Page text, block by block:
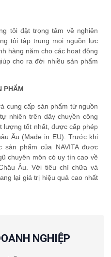
tôi đặt trọng tâm về nghiên
tôi tập trung mọi nguồn lực
hàng năm cho các hoạt động
cho ra đời nhiều sản phẩm
PHẨM
cung cấp sản phẩm từ nguồn
nhiên trên dây chuyền công
lượng tốt nhất, được cấp phép
Âu (Made in EU). Trước khi
phẩm của NAVITA được
chuyên môn có uy tín cao về
Âu. Với tiêu chí chữa và
lại giá trị hiệu quả cao nhất
NGHIỆP